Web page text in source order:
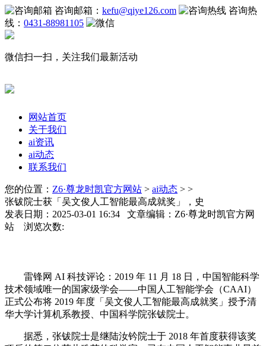
咨询邮箱： kefu@qiye126.com
咨询热
线： 0431-88981105
微信扫一扫，关注我们最新活动
网站首页
关于我们
ai资讯
ai动态
联系我们
您的位置： Z6·尊龙时凯官方网站 > ai动态 > >
张钹院士获「吴文俊人工智能最高成就奖」，史
发表日期：2025-03-01 16:34 文章编辑：Z6·尊龙时凯官方网
站 浏览次数:
雷锋网 AI 科技评论：2019 年 11 月 18 日，中国智能科学
技术领域唯一的国家级学会——中国人工智能学会（CAAI）
正式公布将 2019 年度「吴文俊人工智能最高成就奖」授予清
华大学计算机系教授、中国科学院张钹院士。
据悉，张钹院士是继陆汝钤院士于 2018 年首度获得该奖